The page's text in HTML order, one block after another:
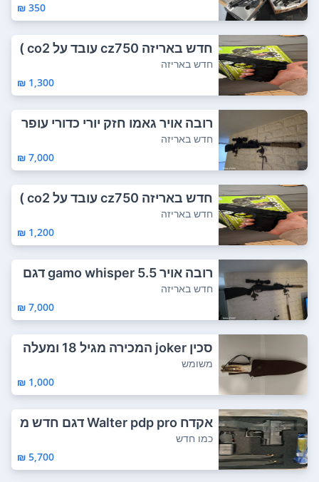
350 ₪
חדש באריזה cz750 עובד על co2 )
בקבוקונים ...
חדש באריזה
1,300 ₪
רובה אויר גאמו חזק יורי כדורי עופר
ת קוטר...
חדש באריזה
7,000 ₪
חדש באריזה cz750 עובד על co2 )
בקבוקונים...
חדש באריזה
1,200 ₪
רובה אויר gamo whisper 5.5 דגם
2 כלי מאו...
חדש באריזה
7,000 ₪
סכין joker המכירה מגיל 18 ומעלה
בהצגת תע...
משומש
1,000 ₪
אקדח Walter pdp pro דגם חדש מ
גיע עם כוו...
כמו חדש
5,700 ₪